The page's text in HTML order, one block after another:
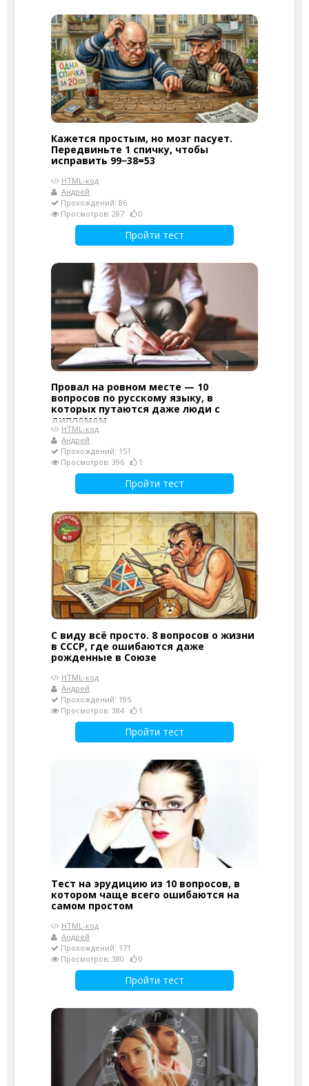
Кажется простым, но мозг пасует.
Передвиньте 1 спичку, чтобы
исправить 99−38=53
HTML-код
Андрей
Прохождений: 86
Просмотров: 287
0
Пройти тест
Провал на ровном месте — 10
вопросов по русскому языку, в
которых путаются даже люди с
дипломом
HTML-код
Андрей
Прохождений: 151
Просмотров: 396
1
Пройти тест
С виду всё просто. 8 вопросов о жизни
в СССР, где ошибаются даже
рожденные в Союзе
HTML-код
Андрей
Прохождений: 195
Просмотров: 384
1
Пройти тест
Тест на эрудицию из 10 вопросов, в
котором чаще всего ошибаются на
самом простом
HTML-код
Андрей
Прохождений: 171
Просмотров: 380
0
Пройти тест